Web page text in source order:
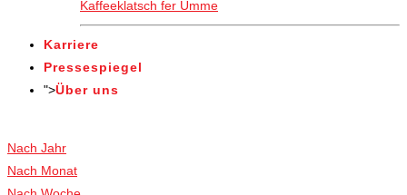
Kaffeeklatsch fer Umme
Karriere
Pressespiegel
">Über uns
Nach Jahr
Nach Monat